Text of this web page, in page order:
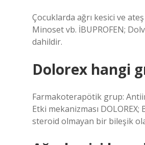
Çocuklarda ağrı kesici ve
Minoset vb. İBUPROFEN;
dahildir.
Dolorex hangi
Farmakoterapötik grup:
Etki mekanizması
steroid olmayan bir bileşik